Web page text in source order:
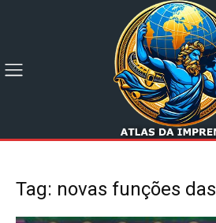
Tag: novas funções